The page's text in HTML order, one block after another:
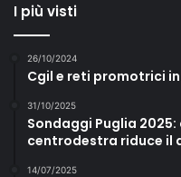
I più visti
26/10/2024
Cgil e reti promotrici
31/10/2025
Sondaggi Puglia
centrodestra riduce il
14/07/2025